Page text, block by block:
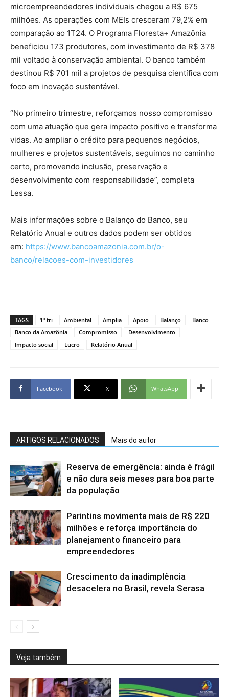
microempreendedores individuais chegou a R$ 675
milhões. As operações com MEIs cresceram 79,2% em
comparação ao 1T24. O Programa Floresta+ Amazônia
beneficiou 173 produtores, com investimento de R$ 378
mil voltado à conservação ambiental. O banco também
destinou R$ 701 mil a projetos de pesquisa científica com
foco em inovação sustentável.
“No primeiro trimestre, reforçamos nosso compromisso
com uma atuação que gera impacto positivo e transforma
vidas. Ao ampliar o crédito para pequenos negócios,
mulheres e projetos sustentáveis, seguimos no caminho
certo, promovendo inclusão, preservação e
desenvolvimento com responsabilidade”, completa
Lessa.
Mais informações sobre o Balanço do Banco, seu
Relatório Anual e outros dados podem ser obtidos
em: https://www.bancoamazonia.com.br/o-
banco/relacoes-com-investidores
TAGS 1º tri Ambiental Amplia Apoio Balanço
Banco
Banco da Amazônia
Compromisso
Desenvolvimento
Impacto social
Lucro Relatório Anual
Facebook X WhatsApp
ARTIGOS RELACIONADOS Mais do autor
Reserva de emergência: ainda é frágil
e não dura seis meses para boa parte
da população
Parintins movimenta mais de R$ 220
milhões e reforça importância do
planejamento financeiro para
empreendedores
Crescimento da inadimplência
desacelera no Brasil, revela Serasa
Veja também